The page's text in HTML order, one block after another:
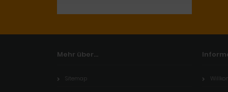
Mehr über...
Sitemap